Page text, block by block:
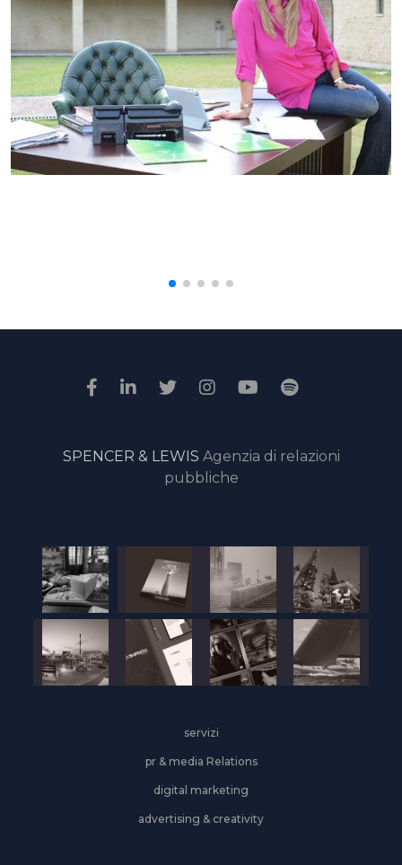
SPENCER & LEWIS Agenzia di relazioni
pubbliche
servizi
pr & media Relations
digital marketing
advertising & creativity